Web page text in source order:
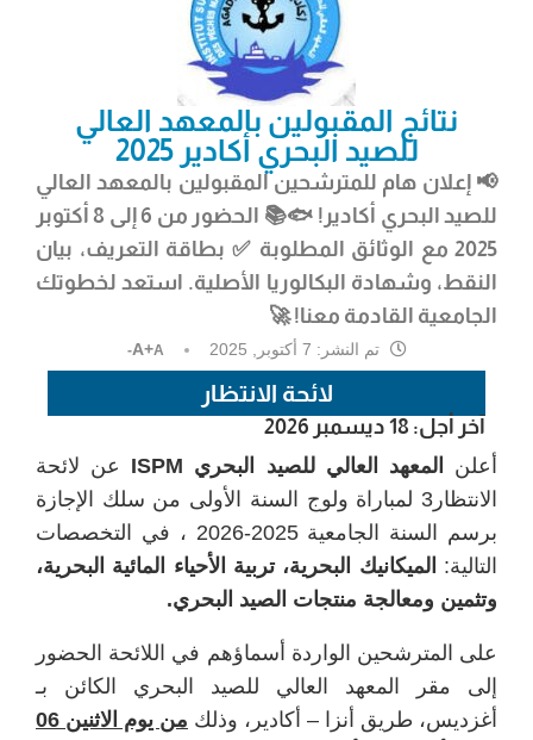
نتائج المقبولين بالمعهد العالي
للصيد البحري أكادير 2025
📢 إعلان هام للمترشحين المقبولين بالمعهد العالي
للصيد البحري أكادير! 🐟📚 الحضور من 6 إلى 8 أكتوبر
2025 مع الوثائق المطلوبة ✅ بطاقة التعريف، بيان
النقط، وشهادة البكالوريا الأصلية. استعد لخطوتك
الجامعية القادمة معنا! 🚀
تم النشر: A+A-
لائحة الانتظار
آخر أجل: 18 ديسمبر 2026
أعلن
المعهد العالي للصيد البحري ISPM
عن لائحة
الانتظار3 لمباراة ولوج السنة الأولى من سلك الإجازة
برسم السنة الجامعية 2025-2026 ، في التخصصات
التالية: الميكانيك البحرية، تربية الأحياء المائية البحرية،
وتثمين ومعالجة منتجات الصيد البحري.
على المترشحين الواردة أسماؤهم في اللائحة الحضور
إلى مقر المعهد العالي للصيد البحري الكائن بـ
أغزديس، طريق أنزا – أكادير، وذلك
من يوم الاثنين 06